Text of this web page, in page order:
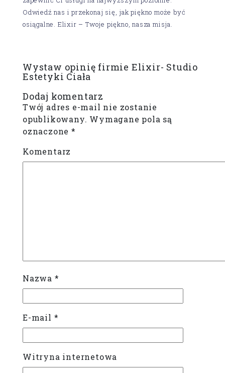
Odwiedź nas i przekonaj się, jak piękno może być
osiągalne. Elixir – Twoje piękno, nasza misja.
Wystaw opinię firmie Elixir- Studio
Estetyki Ciała
Dodaj komentarz
Twój adres e-mail nie zostanie
opublikowany. Wymagane pola są
oznaczone*
Komentarz
Nazwa *
E-mail *
Witryna internetowa